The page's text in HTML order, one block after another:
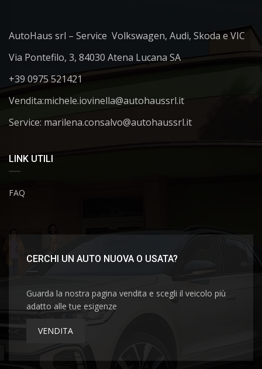
AutoHaus srl – Service Volkswagen, Audi, Skoda e VIC
Via Pontefilo, 3, 84030 Atena Lucana SA
+39 0975 521421
Vendita:michele.iovinella@autohaussrl.it
Service: marilena.consalvo@autohaussrl.it
LINK UTILI
FAQ
CERCHI UN AUTO NUOVA O USATA?
Guarda la nostra pagina vendita e scegli il veicolo più
adatto alle tue esigenze
VENDITA